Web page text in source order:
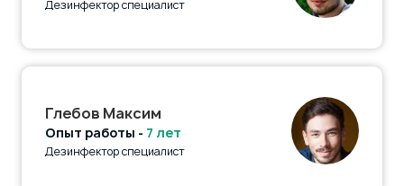
Дезинфектор специалист
Глебов Максим
Опыт работы - 7 лет
Дезинфектор специалист